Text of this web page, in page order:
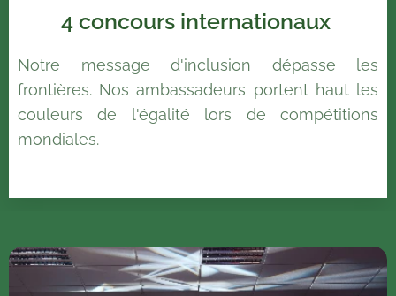
4 concours internationaux
Notre message d'inclusion dépasse les
frontières. Nos ambassadeurs portent haut les
couleurs de l'égalité lors de compétitions
mondiales.